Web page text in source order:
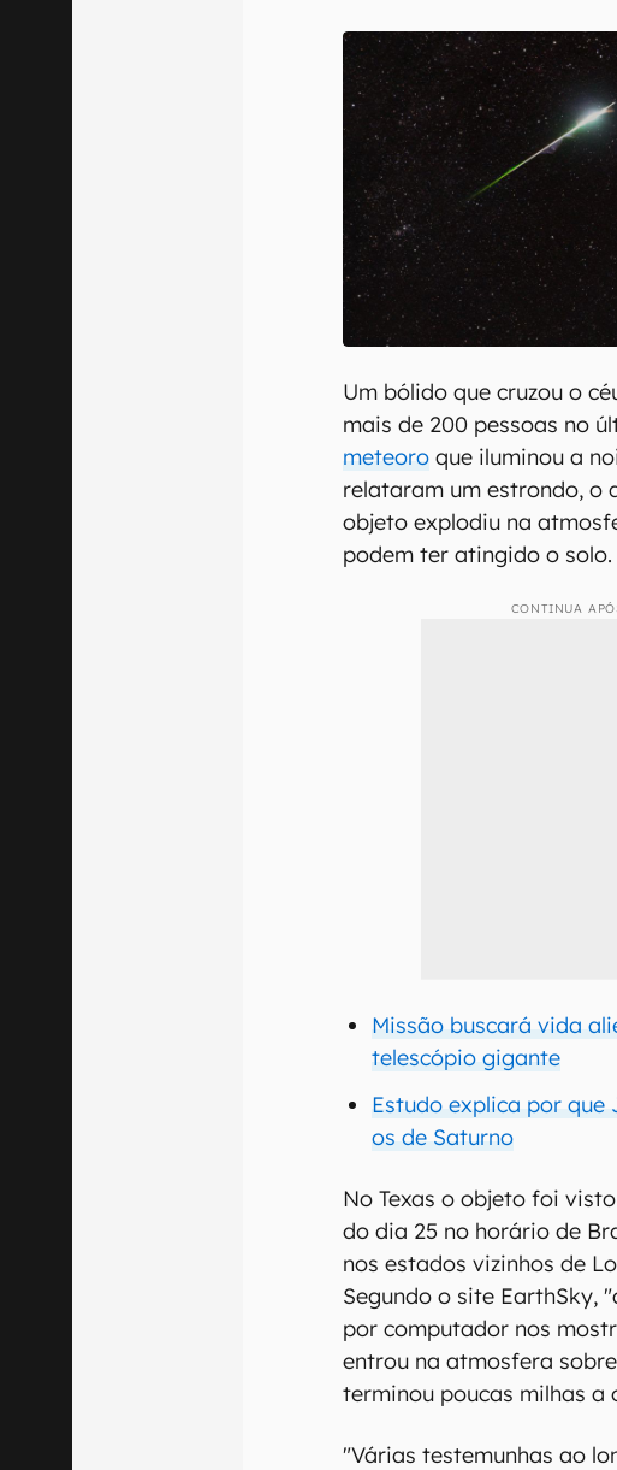
Confirmo que li, aceito e
Um bólido que cruzou o
mais de 200 pessoas no
meteoro que iluminou a
relataram um estrondo, o
objeto explodiu na
podem ter atingido o solo.
CONTINUA
Missão buscará vida
telescópio gigante
Estudo explica por
os de Saturno
No Texas o objeto foi
do dia 25 no horário de
nos estados vizinhos de
Segundo o site EarthSky,
por computador nos
entrou na atmosfera
terminou poucas milhas a
"Várias testemunhas ao